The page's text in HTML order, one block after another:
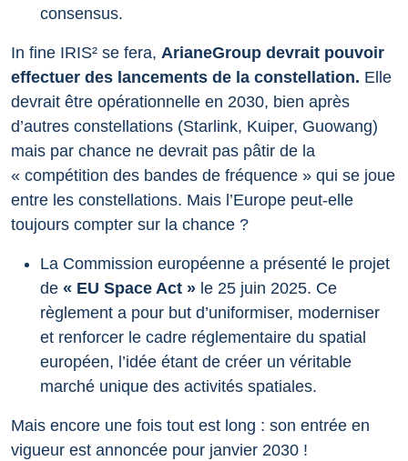
consensus.
In fine IRIS² se fera, ArianeGroup devrait pouvoir
effectuer des lancements de la constellation. Elle
devrait être opérationnelle en 2030, bien après
d’autres constellations (Starlink, Kuiper, Guowang)
mais par chance ne devrait pas pâtir de la
« compétition des bandes de fréquence » qui se joue
entre les constellations. Mais l’Europe peut-elle
toujours compter sur la chance ?
La Commission européenne a présenté le projet
de « EU Space Act » le 25 juin 2025. Ce
règlement a pour but d’uniformiser, moderniser
et renforcer le cadre réglementaire du spatial
européen, l’idée étant de créer un véritable
marché unique des activités spatiales.
Mais encore une fois tout est long : son entrée en
vigueur est annoncée pour janvier 2030 !